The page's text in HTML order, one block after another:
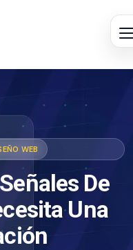
WEB
De
Una